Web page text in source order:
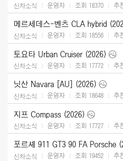
신차소식 운영자 조회 18370 추
메르세데스-벤츠 CLA hybrid
신차소식 운영자 조회 18556 추
토요타 Urban Cruiser (2026)
신차소식 운영자 조회 17772 추
닛산 Navara [AU] (2026)
신차소식 운영자 조회 18648 추
지프 Compass (2026)
신차소식 운영자 조회 17727 추
포르셰 911 GT3 90 FA Porsche
신차소식 운영자 조회 19452 추